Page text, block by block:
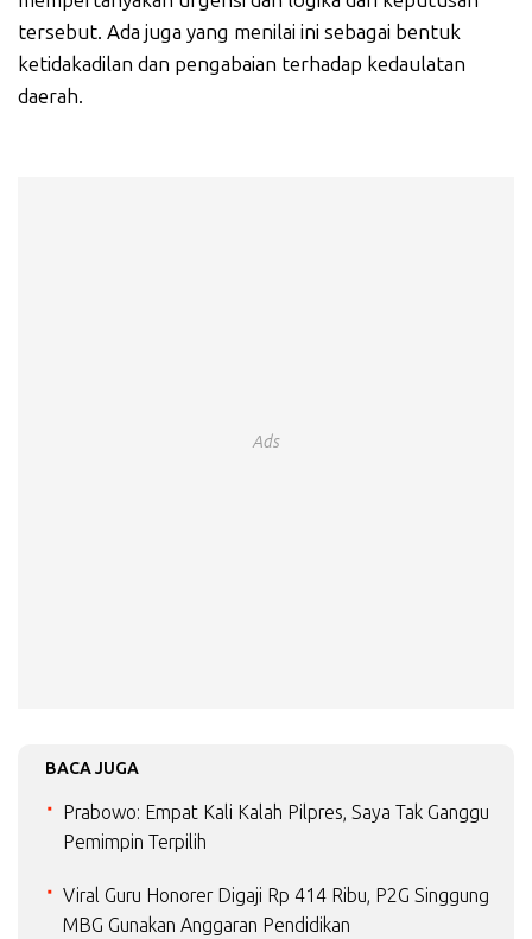
tersebut. Ada juga yang menilai ini sebagai bentuk
ketidakadilan dan pengabaian terhadap kedaulatan
daerah.
Ads
BACA JUGA
Prabowo: Empat Kali Kalah Pilpres, Saya Tak Ganggu
Pemimpin Terpilih
Viral Guru Honorer Digaji Rp 414 Ribu, P2G Singgung
MBG Gunakan Anggaran Pendidikan